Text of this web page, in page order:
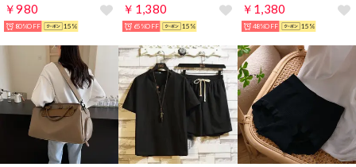
￥980
80%OFF 15%
￥1,380
65%OFF 15%
￥1,380
48%OFF 15%